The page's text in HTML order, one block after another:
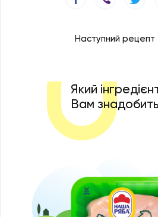
Наступний рецепт
Який
Вам